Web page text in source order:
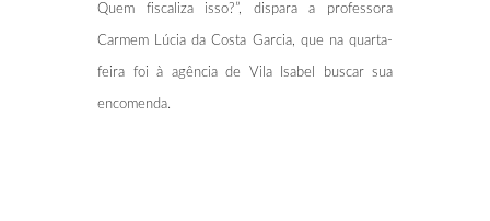
Quem fiscaliza isso?”, dispara a professora
Carmem Lúcia da Costa Garcia, que na quarta-
feira foi à agência de Vila Isabel buscar sua
encomenda.